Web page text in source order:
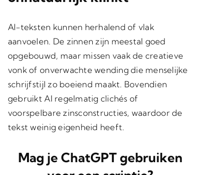
AI-teksten kunnen herhalend of vlak
aanvoelen. De zinnen zijn meestal goed
opgebouwd, maar missen vaak de creatieve
vonk of onverwachte wending die menselijke
schrijfstijl zo boeiend maakt. Bovendien
gebruikt AI regelmatig clichés of
voorspelbare zinsconstructies, waardoor de
tekst weinig eigenheid heeft.
Mag je ChatGPT gebruiken